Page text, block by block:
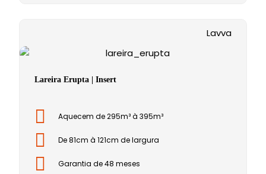
Lareira Erupta | Insert
Lavva
Aquecem de 295m³ à 395m³
De 81cm à 121cm de largura
Garantia de 48 meses